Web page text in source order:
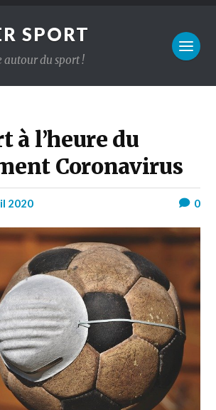
SPORT
autour du sport !
à l’heure du
Coronavirus
2020 0